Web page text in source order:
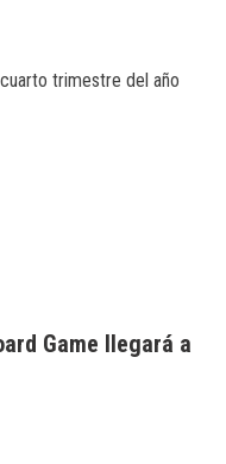
trimestre del año
Game llegará a